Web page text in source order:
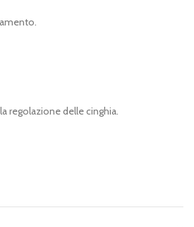
regolazione delle cinghia.